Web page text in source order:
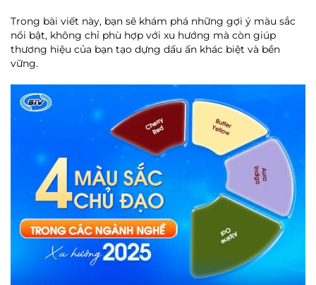
Trong bài viết này, bạn sẽ khám phá những gợi ý màu sắc
nổi bật, không chỉ phù hợp với xu hướng mà còn giúp
thương hiệu của bạn tạo dựng dấu ấn khác biệt và bền
vững.